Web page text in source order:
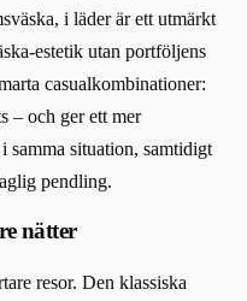
i läder är ett utmärkt
estetik utan portföljens
casualkombinationer:
– och ger ett mer
samma situation, samtidigt
pendling.
nätter
resor. Den klassiska